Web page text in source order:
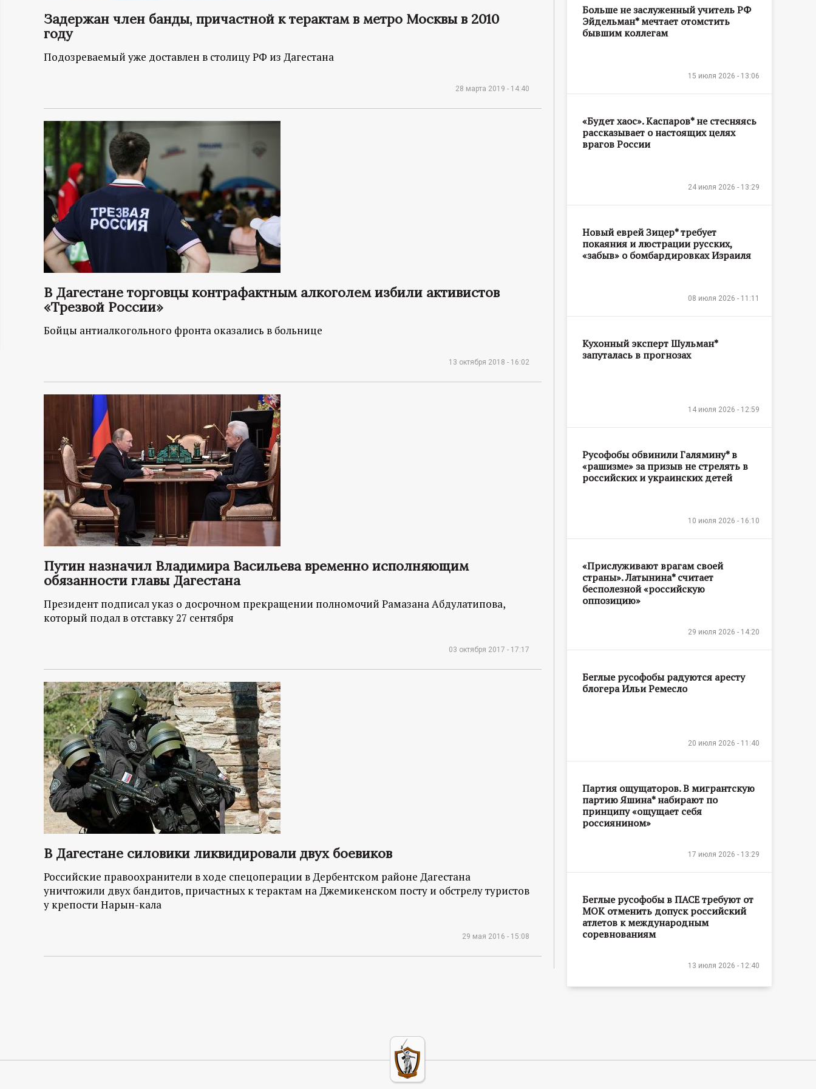
Н
-
н
ф
о
р
м
а
ц
и
н
й
п
о
р
т
а
Задержан член банды, причастной к терактам в метро Москвы в 2010
году
Подозреваемый уже доставлен в столицу РФ из Дагестана
28 марта 2019 - 14:40
В Дагестане торговцы контрафактным алкоголем избили активистов
«Трезвой России»
Бойцы антиалкогольного фронта оказались в больнице
13 октября 2018 - 16:02
Путин назначил Владимира Васильева временно исполняющим
обязанности главы Дагестана
Президент подписал указ о досрочном прекращении полномочий Рамазана Абдулатипова,
который подал в отставку 27 сентября
03 октября 2017 - 17:17
В Дагестане силовики ликвидировали двух боевиков
Российские правоохранители в ходе спецоперации в Дербентском районе Дагестана
уничтожили двух бандитов, причастных к терактам на Джемикенском посту и обстрелу туристов
у крепости Нарын-кала
29 мая 2016 - 15:08
Больше не заслуженный учитель РФ
Эйдельман* мечтает отомстить
бывшим коллегам
15 июля 2026 - 13:06
«Будет хаос». Каспаров* не стесняясь
рассказывает о настоящих целях
врагов России
24 июля 2026 - 13:29
Новый еврей Зицер* требует
покаяния и люстрации русских,
«забыв» о бомбардировках Израиля
08 июля 2026 - 11:11
Кухонный эксперт Шульман*
запуталась в прогнозах
14 июля 2026 - 12:59
Русофобы обвинили Галямину* в
«рашизме» за призыв не стрелять в
российских и украинских детей
10 июля 2026 - 16:10
«Прислуживают врагам своей
страны». Латынина* считает
бесполезной «российскую
оппозицию»
29 июля 2026 - 14:20
Беглые русофобы радуются аресту
блогера Ильи Ремесло
20 июля 2026 - 11:40
Партия ощущаторов. В мигрантскую
партию Яшина* набирают по
принципу «ощущает себя
россиянином»
17 июля 2026 - 13:29
Беглые русофобы в ПАСЕ требуют от
МОК отменить допуск российский
атлетов к международным
соревнованиям
13 июля 2026 - 12:40